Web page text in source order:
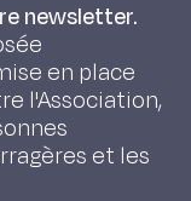
newsletter.
en place
l'Association,
et les